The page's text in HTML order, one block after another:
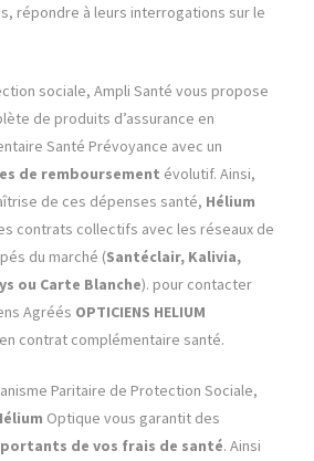
répondre à leurs interrogations sur le
sociale, Ampli Santé vous propose
de produits d’assurance en
Santé Prévoyance avec un
de remboursement évolutif. Ainsi,
de ces dépenses santé, Hélium
contrats collectifs avec les réseaux de
du marché (Santéclair, Kalivia,
ou Carte Blanche). pour contacter
Agréés OPTICIENS HELIUM
en contrat complémentaire santé.
Paritaire de Protection Sociale,
Optique vous garantit des
de vos frais de santé. Ainsi